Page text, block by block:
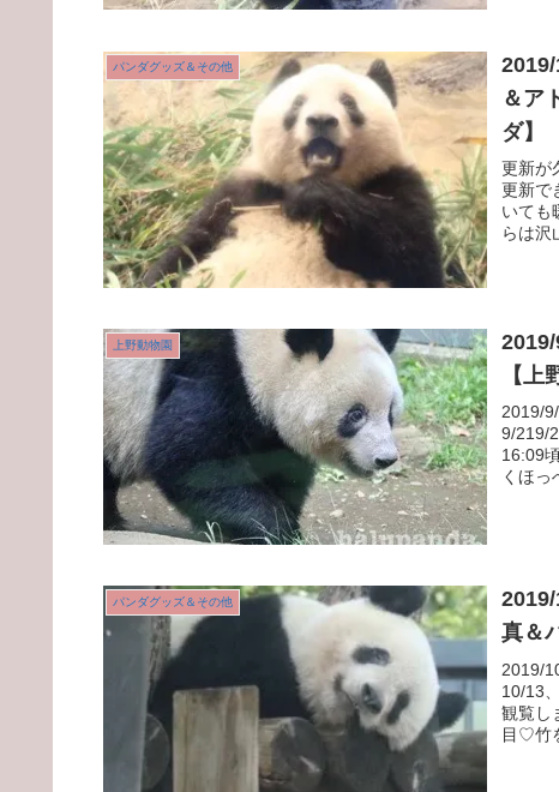
パンダグッズ＆その他
＆ア
ダ】
更新が
更新で
いても
らは沢
上野動物園
【上
2019/
9/219/
16:09
くほ
パンダグッズ＆その他
真＆
2019/
10/13
観覧し
目♡竹